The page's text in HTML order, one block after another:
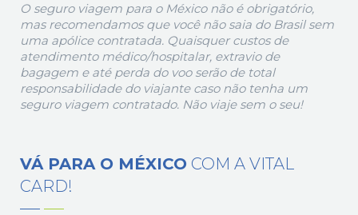
O seguro viagem para o México não é obrigatório,
mas recomendamos que você não saia do Brasil sem
uma apólice contratada. Quaisquer custos de
atendimento médico/hospitalar, extravio de
bagagem e até perda do voo serão de total
responsabilidade do viajante caso não tenha um
seguro viagem contratado. Não viaje sem o seu!
VÁ PARA O MÉXICO COM A VITAL
CARD!